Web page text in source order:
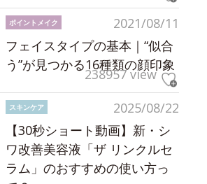
2021/08/11
ポイントメイク
フェイスタイプの基本｜“似合
う”が見つかる16種類の顔印象
238957 view
2025/08/22
スキンケア
【30秒ショート動画】新・シ
ワ改善美容液「ザ リンクルセ
ラム」のおすすめの使い方っ